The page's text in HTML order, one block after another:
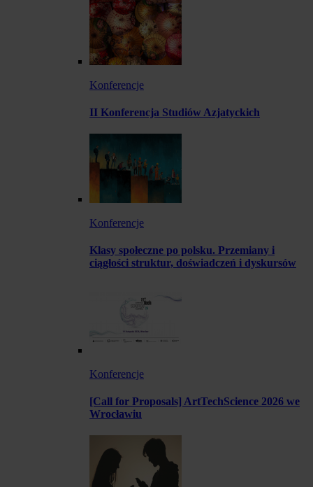
Konferencje
II Konferencja Studiów Azjatyckich
Konferencje
Klasy społeczne po polsku. Przemiany i
ciągłości struktur, doświadczeń i dyskursów
Konferencje
[Call for Proposals] ArtTechScience 2026 we
Wrocławiu